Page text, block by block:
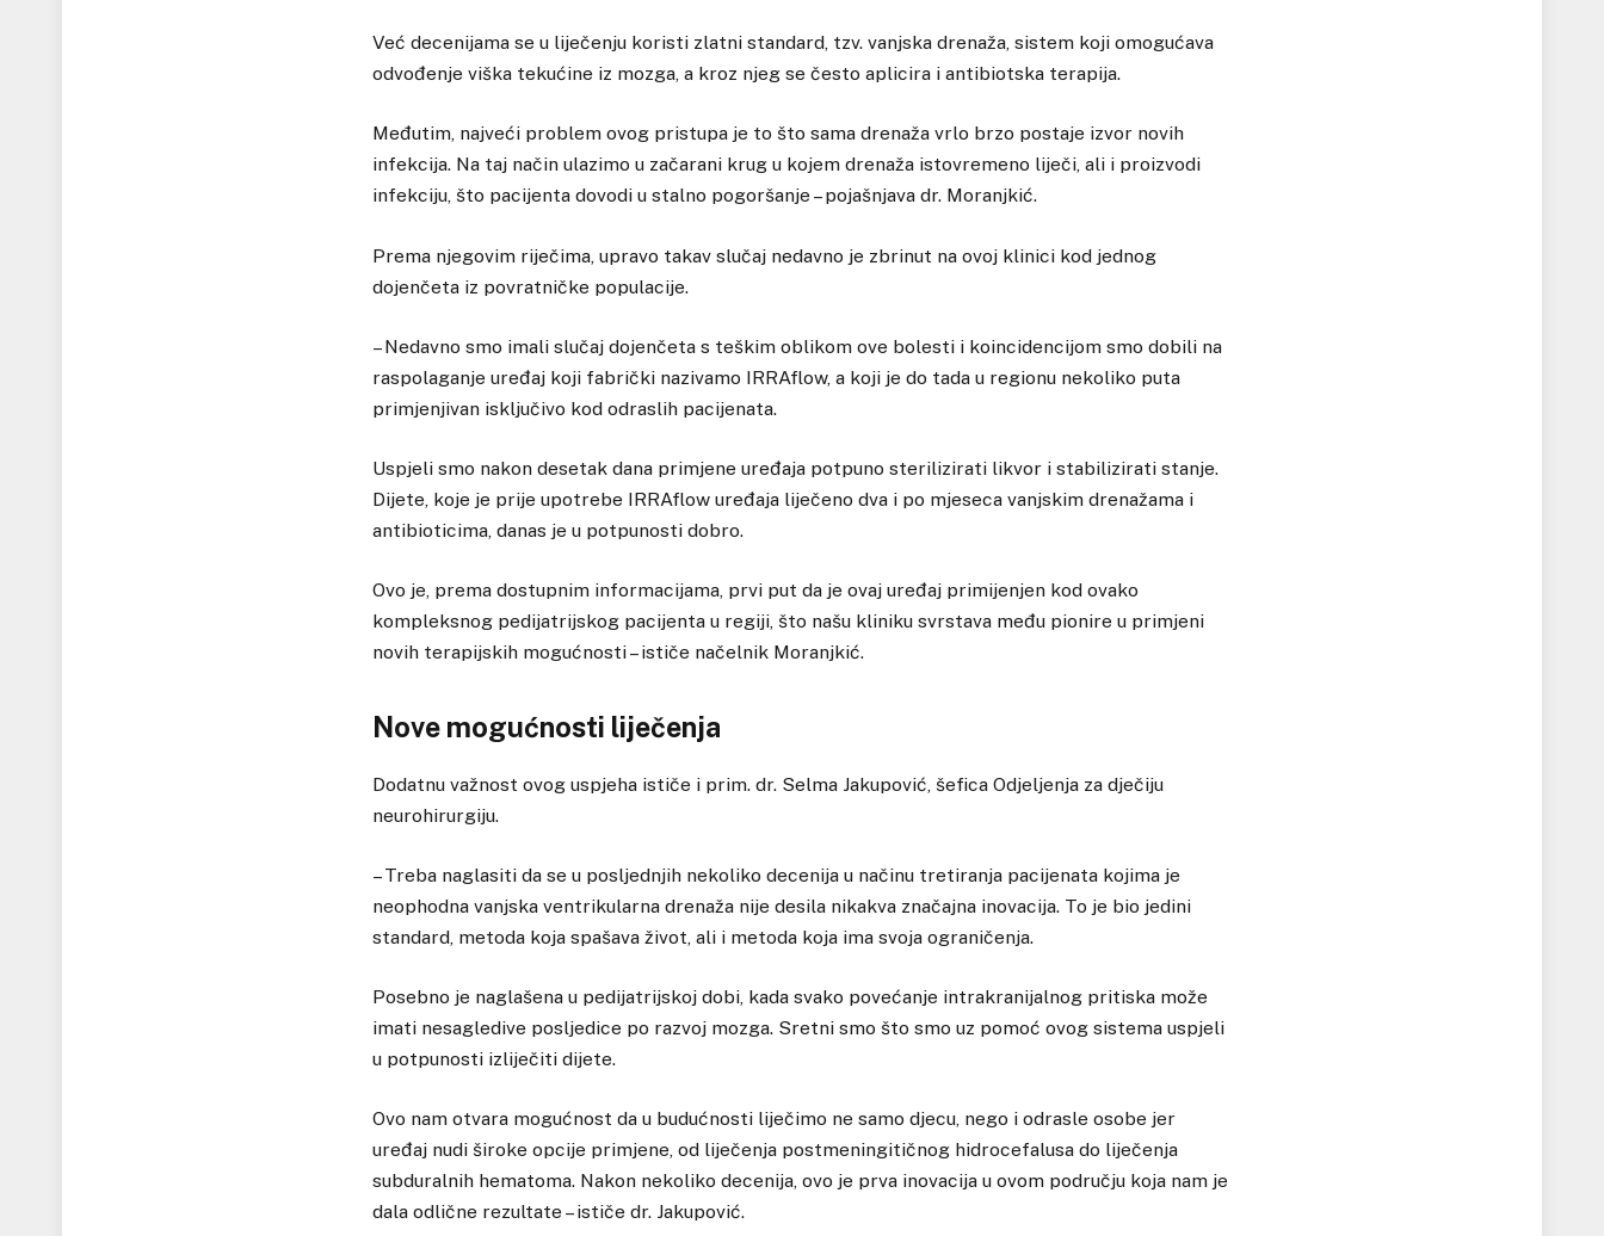
Već decenijama se u liječenju koristi zlatni standard, tzv. vanjska drenaža, sistem koji omogućava
odvođenje viška tekućine iz mozga, a kroz njeg se često aplicira i antibiotska terapija.
Međutim, najveći problem ovog pristupa je to što sama drenaža vrlo brzo postaje izvor novih
infekcija. Na taj način ulazimo u začarani krug u kojem drenaža istovremeno liječi, ali i proizvodi
infekciju, što pacijenta dovodi u stalno pogoršanje – pojašnjava dr. Moranjkić.
Prema njegovim riječima, upravo takav slučaj nedavno je zbrinut na ovoj klinici kod jednog
dojenčeta iz povratničke populacije.
– Nedavno smo imali slučaj dojenčeta s teškim oblikom ove bolesti i koincidencijom smo dobili na
raspolaganje uređaj koji fabrički nazivamo IRRAflow, a koji je do tada u regionu nekoliko puta
primjenjivan isključivo kod odraslih pacijenata.
Uspjeli smo nakon desetak dana primjene uređaja potpuno sterilizirati likvor i stabilizirati stanje.
Dijete, koje je prije upotrebe IRRAflow uređaja liječeno dva i po mjeseca vanjskim drenažama i
antibioticima, danas je u potpunosti dobro.
Ovo je, prema dostupnim informacijama, prvi put da je ovaj uređaj primijenjen kod ovako
kompleksnog pedijatrijskog pacijenta u regiji, što našu kliniku svrstava među pionire u primjeni
novih terapijskih mogućnosti – ističe načelnik Moranjkić.
Nove mogućnosti liječenja
Dodatnu važnost ovog uspjeha ističe i prim. dr. Selma Jakupović, šefica Odjeljenja za dječiju
neurohirurgiju.
– Treba naglasiti da se u posljednjih nekoliko decenija u načinu tretiranja pacijenata kojima je
neophodna vanjska ventrikularna drenaža nije desila nikakva značajna inovacija. To je bio jedini
standard, metoda koja spašava život, ali i metoda koja ima svoja ograničenja.
Posebno je naglašena u pedijatrijskoj dobi, kada svako povećanje intrakranijalnog pritiska može
imati nesagledive posljedice po razvoj mozga. Sretni smo što smo uz pomoć ovog sistema uspjeli
u potpunosti izliječiti dijete.
Ovo nam otvara mogućnost da u budućnosti liječimo ne samo djecu, nego i odrasle osobe jer
uređaj nudi široke opcije primjene, od liječenja postmeningitičnog hidrocefalusa do liječenja
subduralnih hematoma. Nakon nekoliko decenija, ovo je prva inovacija u ovom području koja nam je
dala odlične rezultate – ističe dr. Jakupović.